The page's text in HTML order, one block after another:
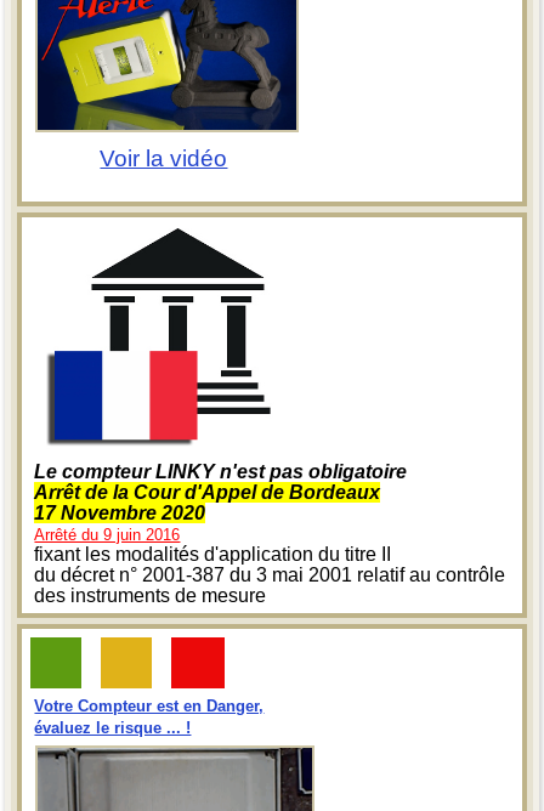
Voir la vidéo
Le compteur LINKY n'est pas obligatoire
Arrêt de la Cour d'Appel de Bordeaux
17 Novembre 2020
Arrêté du 9 juin 2016
fixant les modalités d'application du titre II
du décret n° 2001-387 du 3 mai 2001 relatif au contrôle
des instruments de mesure
Votre Compteur est en Danger,
évaluez le risque ... !